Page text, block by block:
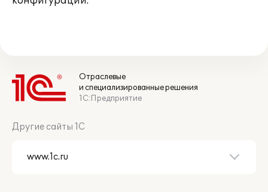
Отраслевые
и специализированные решения
1С:Предприятие
Другие сайты 1С